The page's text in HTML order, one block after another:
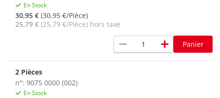
En Stock
30,95 € (30,95 €/Pièce)
25,79 € (25,79 €/Pièce) hors taxe
remove add Panier
2 Pièces
n°: 9075 0000 (002)
En Stock